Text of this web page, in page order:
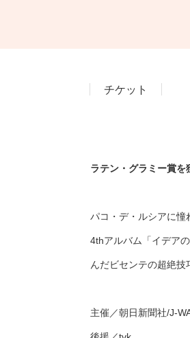
チケット
ラテン・グラミー賞を
パコ・デ・ルシアに憧
4thアルバム「イデア
んだビセンテの超絶技
主催／朝日新聞社/J-